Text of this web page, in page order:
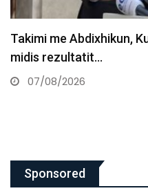
Abdixhiku pas takimit
marrëveshjes
07/08/2026
Sponsored